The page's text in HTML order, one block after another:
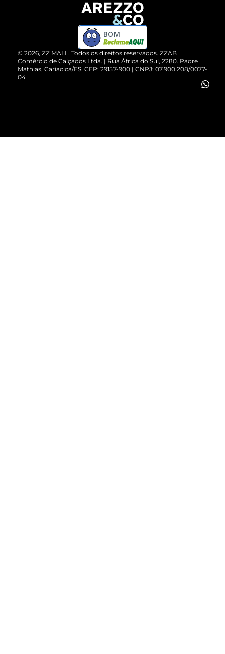
ZZ MALL é confiável
Cartão Presente
Vendas Corporativas
Devolução do Produto
Compre pelo WhatsApp
© 2026, ZZ MALL. Todos os direitos reservados. ZZAB
Comércio de Calçados Ltda. | Rua África do Sul, 2280. Padre
Mathias, Cariacica/ES. CEP: 29157-900 | CNPJ: 07.900.208/0077-
04
BOM